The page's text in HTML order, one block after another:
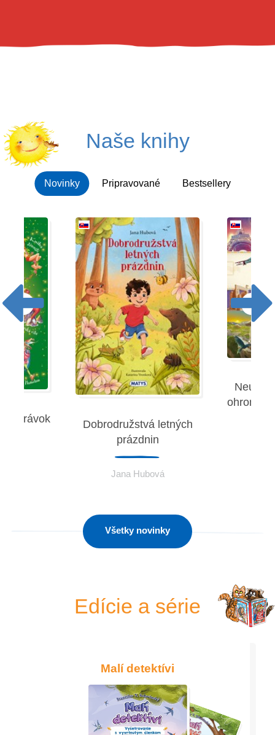
Naše knihy
Novinky Pripravované Bestsellery
Dobrodružstvá letných
prázdnin
Jana Hubová
Všetky novinky
Edície a série
Malí detektívi